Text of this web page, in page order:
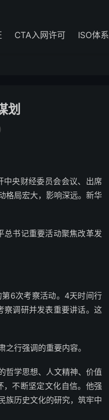
CTA入网许可 ISO体系
划
)
央财经委员会会议、出席
格局宏大，影响深远。新华
书记重要活动聚焦改革发
6次考察活动。4天时间行
察调研并发表重要讲话。这
行强调的重要内容。
学思想、人文精神、价值
不断坚定文化自信。他强
族历史文化的研究，筑牢中